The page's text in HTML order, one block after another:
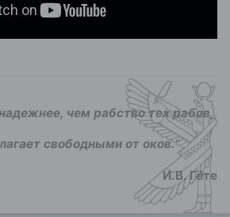
чем рабство тех рабов,
свободными от оков."
И.В. Гёте